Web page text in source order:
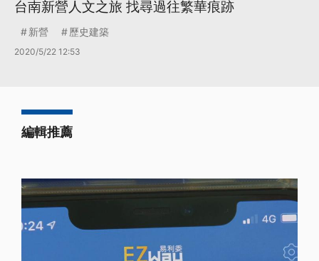
台南新營人文之旅 找尋過往繁華痕跡
新營 歷史建築
2020/5/22 12:53
編輯推薦